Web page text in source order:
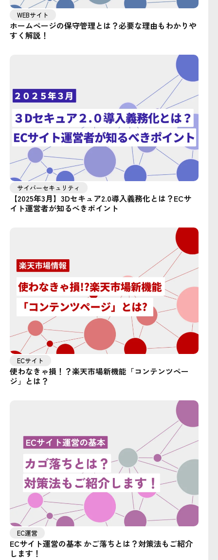
WEBサイト
ホームページの保守管理とは？必要な理由もわかりや
すく解説！
サイバーセキュリティ
【2025年3月】3Dセキュア2.0導入義務化とは？ECサ
イト運営者が知るべきポイント
ECサイト
使わなきゃ損！？楽天市場新機能「コンテンツペー
ジ」とは？
EC運営
ECサイト運営の基本 かご落ちとは？対策法もご紹介
します！